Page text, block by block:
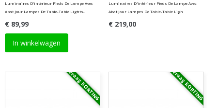
Luminaires D'intérieur Pieds De Lampe Avec
Abat Jour Lampes De Table-Table Lights-
€ 89,99
In winkelwagen
Luminaires D'intérieur Pieds De Lampe Avec
Abat Jour Lampes De Table-Table Ligh
€ 219,00
Vraag KORTING Vraag KORTING